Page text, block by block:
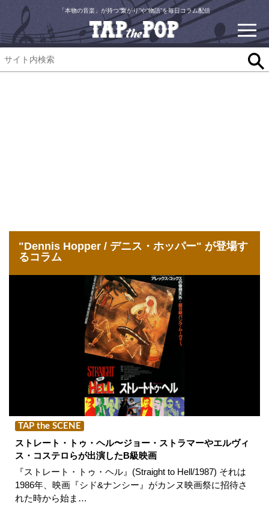
「本物の音楽」が持つ“繋がり”や“物語”を毎日コラム配信
"Dennis Hopper / デニス・ホッパー" が登場す
るコラム
TAP the SCENE
ストレート・トゥ・ヘル〜ジョー・ストラマーやエルヴィ
ス・コステロらが出演したB級映画
『ストレート・トゥ・ヘル』(Straight to Hell/1987) それは
1986年、映画『シド&ナンシー』がカンヌ映画祭に招待さ
れた時から始ま…